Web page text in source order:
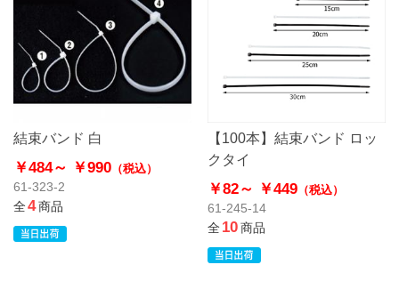
結束バンド 白
￥484～ ￥990 （税込）
61-323-2
全4商品
【100本】結束バンド ロッ
クタイ
￥82～ ￥449（税込）
61-245-14
全10商品